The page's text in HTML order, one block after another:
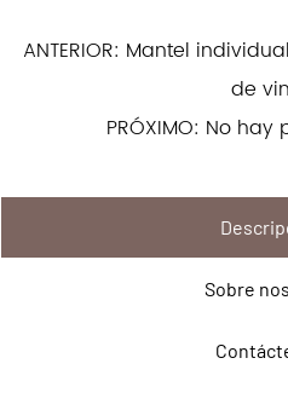
ANTERIOR: Mantel
de
PRÓXIMO: No
Sobre